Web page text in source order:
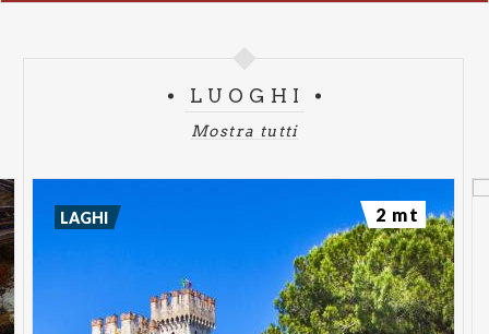
LUOGHI
Mostra tutti
LAGHI 2 mt